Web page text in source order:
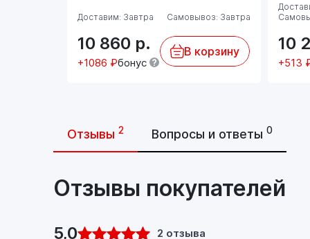
Доставим: Завтра Самовывоз: Завтра
10 860 р.
+1086 ₽бонус
В корзину 10
+513
Отзывы 2 Вопросы и ответы 0
Отзывы покупателей
5,0 2 отзыва